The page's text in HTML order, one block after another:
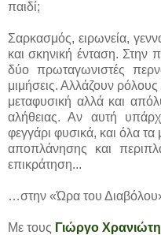
παιδί;
Σαρκασμός, ειρωνεία,
και σκηνική ένταση.
δύο πρωταγωνιστές
μιμήσεις. Αλλάζουν
μεταφυσική αλλά και
αλήθειας. Αν αυτή
φεγγάρι φυσικά, και όλα τα
αποπλάνησης και
επικράτηση...
…στην «Ώρα του
Με τους Γιώργο